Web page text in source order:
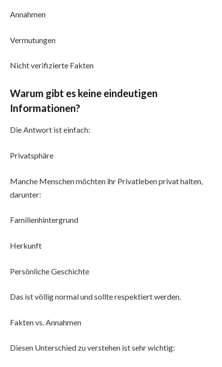
Annahmen
Vermutungen
Nicht verifizierte Fakten
Warum gibt es keine eindeutigen
Informationen?
Die Antwort ist einfach:
Privatsphäre
Manche Menschen möchten ihr Privatleben privat halten,
darunter:
Familienhintergrund
Herkunft
Persönliche Geschichte
Das ist völlig normal und sollte respektiert werden.
Fakten vs. Annahmen
Diesen Unterschied zu verstehen ist sehr wichtig: